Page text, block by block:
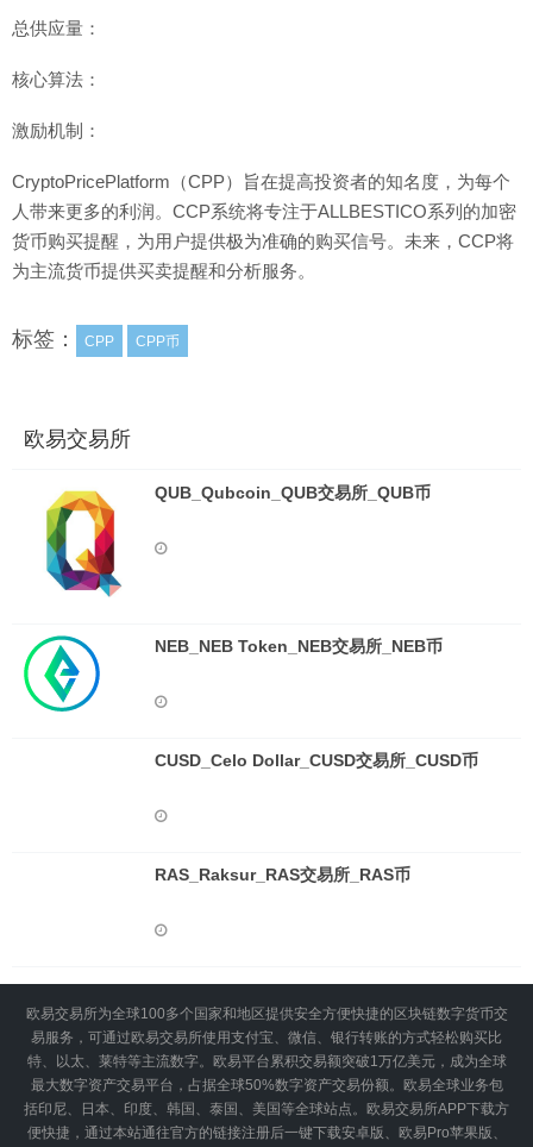
总供应量：
核心算法：
激励机制：
CryptoPricePlatform（CPP）旨在提高投资者的知名度，为每个
人带来更多的利润。CCP系统将专注于ALLBESTICO系列的加密
货币购买提醒，为用户提供极为准确的购买信号。未来，CCP将
为主流货币提供买卖提醒和分析服务。
标签： CPP CPP币
欧易交易所
QUB_Qubcoin_QUB交易所_QUB币
NEB_NEB Token_NEB交易所_NEB币
CUSD_Celo Dollar_CUSD交易所_CUSD币
RAS_Raksur_RAS交易所_RAS币
欧易交易所为全球100多个国家和地区提供安全方便快捷的区块链数字货币交
易服务，可通过欧易交易所使用支付宝、微信、银行转账的方式轻松购买比
特、以太、莱特等主流数字。欧易平台累积交易额突破1万亿美元，成为全球
最大数字资产交易平台，占据全球50%数字资产交易份额。欧易全球业务包
括印尼、日本、印度、韩国、泰国、美国等全球站点。欧易交易所APP下载方
便快捷，通过本站通往官方的链接注册后一键下载安卓版、欧易Pro苹果版、